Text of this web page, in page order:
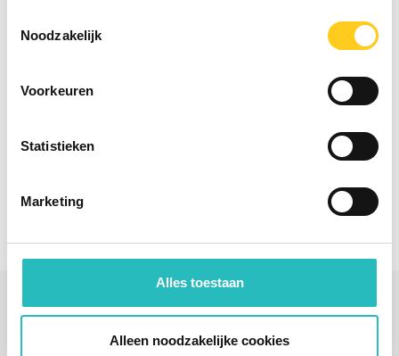
Noodzakelijk
Voorkeuren
Statistieken
Marketing
Alles toestaan
Alleen noodzakelijke cookies
Tooling